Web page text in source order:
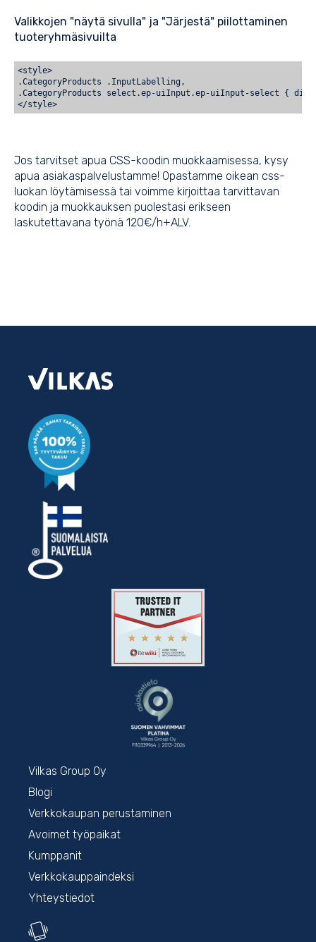
Valikkojen "näytä sivulla" ja "Järjestä" piilottaminen
tuoteryhmäsivuilta
<style>
.CategoryProducts .InputLabelling,
.CategoryProducts select.ep-uiInput.ep-uiInput-select {
</style>
Jos tarvitset apua CSS-koodin muokkaamisessa, kysy
apua asiakaspalvelustamme! Opastamme oikean css-
luokan löytämisessä tai voimme kirjoittaa tarvittavan
koodin ja muokkauksen puolestasi erikseen
laskutettavana työnä 120€/h+ALV.
Vilkas Group Oy
Blogi
Verkkokaupan perustaminen
Avoimet työpaikat
Kumppanit
Verkkokauppaindeksi
Yhteystiedot